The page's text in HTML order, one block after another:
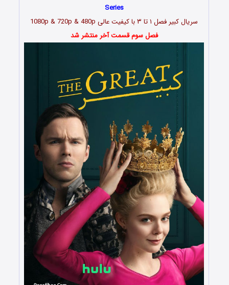
Series
سریال کبیر فصل ۱ تا ۳
با کیفیت عالی 1080p & 720p & 480p
فصل سوم قسمت آخر منتشر شد